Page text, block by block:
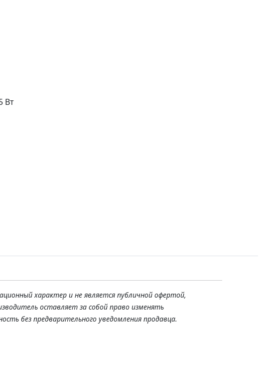
Вт
характер и не является публичной офертой,
оставляет за собой право изменять
без предварительного уведомления продавца.